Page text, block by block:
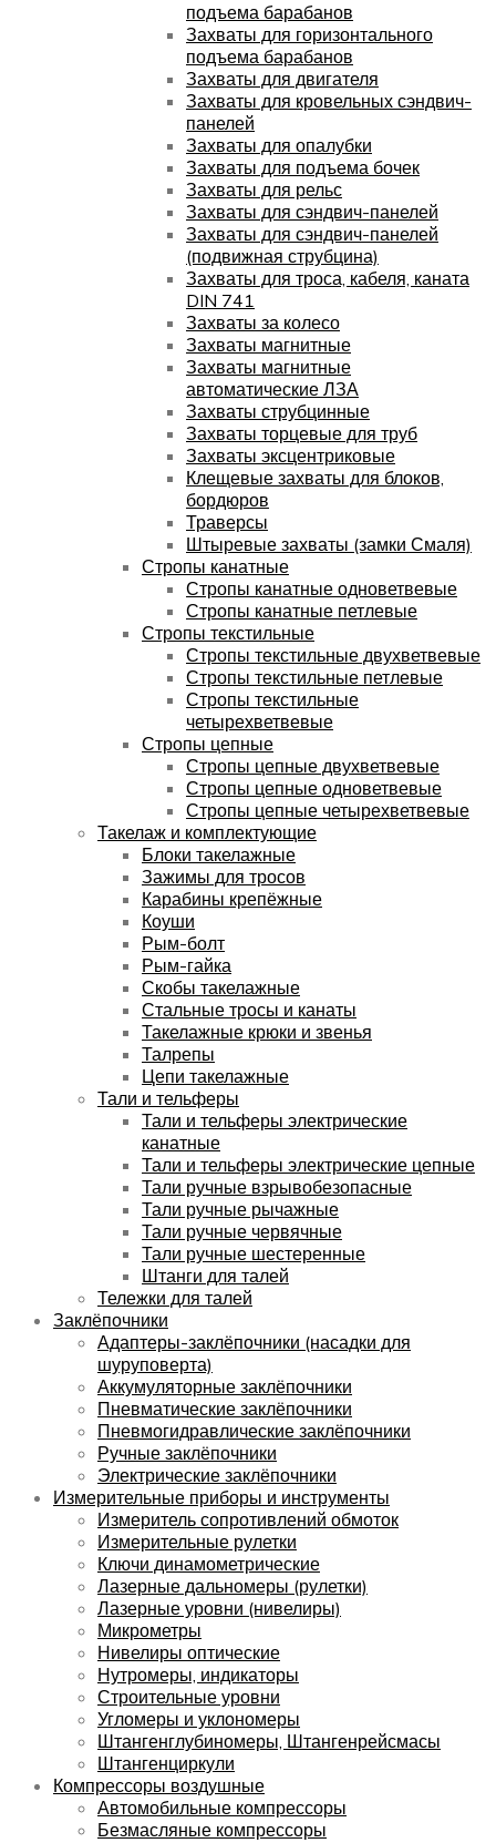
подъема барабанов
Захваты для горизонтального
подъема барабанов
Захваты для двигателя
Захваты для кровельных сэндвич-
панелей
Захваты для опалубки
Захваты для подъема бочек
Захваты для рельс
Захваты для сэндвич-панелей
Захваты для сэндвич-панелей
(подвижная струбцина)
Захваты для троса, кабеля, каната
DIN 741
Захваты за колесо
Захваты магнитные
Захваты магнитные
автоматические ЛЗА
Захваты струбцинные
Захваты торцевые для труб
Захваты эксцентриковые
Клещевые захваты для блоков,
бордюров
Траверсы
Штыревые захваты (замки Смаля)
Стропы канатные
Стропы канатные одноветвевые
Стропы канатные петлевые
Стропы текстильные
Стропы текстильные двухветвевые
Стропы текстильные петлевые
Стропы текстильные
четырехветвевые
Стропы цепные
Стропы цепные двухветвевые
Стропы цепные одноветвевые
Стропы цепные четырехветвевые
Такелаж и комплектующие
Блоки такелажные
Зажимы для тросов
Карабины крепёжные
Коуши
Рым-болт
Рым-гайка
Скобы такелажные
Стальные тросы и канаты
Такелажные крюки и звенья
Талрепы
Цепи такелажные
Тали и тельферы
Тали и тельферы электрические
канатные
Тали и тельферы электрические цепные
Тали ручные взрывобезопасные
Тали ручные рычажные
Тали ручные червячные
Тали ручные шестеренные
Штанги для талей
Тележки для талей
Заклёпочники
Адаптеры-заклёпочники (насадки для
шуруповерта)
Аккумуляторные заклёпочники
Пневматические заклёпочники
Пневмогидравлические заклёпочники
Ручные заклёпочники
Электрические заклёпочники
Измерительные приборы и инструменты
Измеритель сопротивлений обмоток
Измерительные рулетки
Ключи динамометрические
Лазерные дальномеры (рулетки)
Лазерные уровни (нивелиры)
Микрометры
Нивелиры оптические
Нутромеры, индикаторы
Строительные уровни
Угломеры и уклономеры
Штангенглубиномеры, Штангенрейсмасы
Штангенциркули
Компрессоры воздушные
Автомобильные компрессоры
Безмасляные компрессоры